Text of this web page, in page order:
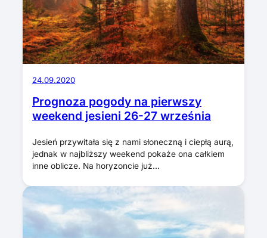
24.09.2020
Prognoza pogody na pierwszy
weekend jesieni 26-27 września
Jesień przywitała się z nami słoneczną i ciepłą aurą,
jednak w najbliższy weekend pokaże ona całkiem
inne oblicze. Na horyzoncie już…